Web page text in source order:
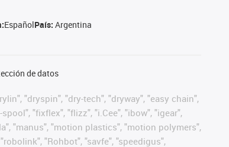
EspañolPaís:Argentina
de datos
"dryspin", "dry-tech", "dryway", "easy chain",
"fixflex", "flizz", "i.Cee", "ibow", "igear",
"manus", "motion plastics", "motion polymers",
"Rohbot", "savfe", "speedigus",